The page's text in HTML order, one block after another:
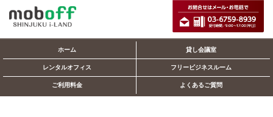
ホーム 貸し会議室
レンタルオフィス フリービジネスルーム
ご利用料金 よくあるご質問